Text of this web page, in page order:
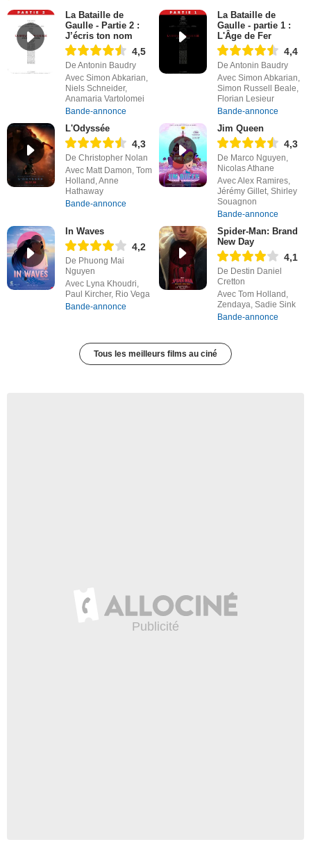
La Bataille de
Gaulle - Partie 2 :
J’écris ton nom
4,5
De Antonin Baudry
Avec Simon Abkarian,
Niels Schneider,
Anamaria Vartolomei
Bande-annonce
La Bataille de
Gaulle - partie 1 :
L'Âge de Fer
4,4
De Antonin Baudry
Avec Simon Abkarian,
Simon Russell Beale,
Florian Lesieur
Bande-annonce
L'Odyssée
4,3
De Christopher Nolan
Avec Matt Damon, Tom
Holland, Anne
Hathaway
Bande-annonce
Jim Queen
4,3
De Marco Nguyen,
Nicolas Athane
Avec Alex Ramires,
Jérémy Gillet, Shirley
Souagnon
Bande-annonce
In Waves
4,2
De Phuong Mai
Nguyen
Avec Lyna Khoudri,
Paul Kircher, Rio Vega
Bande-annonce
Spider-Man: Brand
New Day
4,1
De Destin Daniel
Cretton
Avec Tom Holland,
Zendaya, Sadie Sink
Bande-annonce
Tous les meilleurs films au ciné